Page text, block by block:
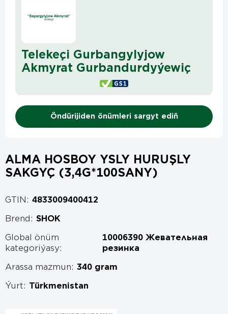
Telekeçi Gurbangylyjow
Akmyrat Gurbandurdyýewiç
Öndürijiden önümleri sargyt ediň
ALMA HOSBOY YSLY HURUŞLY
SAKGYÇ (3,4G*100SANY)
GTIN: 4833009400412
Brend: SHOK
Global önüm
kategoriýasy:
10006390 Жевательная
резинка
Arassa mazmun: 340 gram
Ýurt: Türkmenistan